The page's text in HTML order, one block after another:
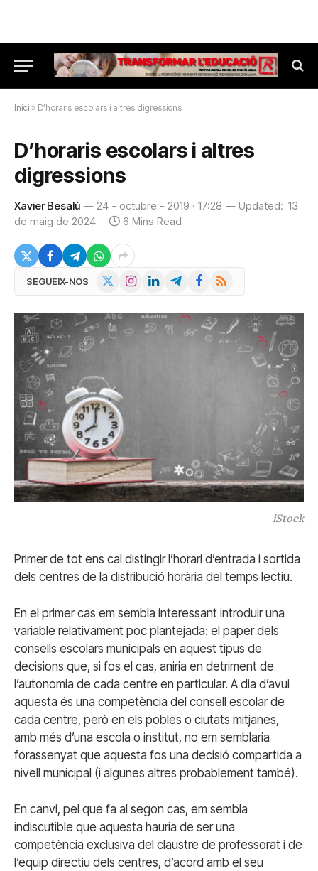
Inici » D’horaris escolars i altres digressions
D’horaris escolars i altres
digressions
Xavier Besalú 24 - octubre - 2019 · 17:28 Updated: 13
de maig de 2024
6 Mins Read
SEGUEIX-NOS InstagramLinkedInTelegramFacebook
RSS
iStock
Primer de tot ens cal distingir l’horari d’entrada i sortida
dels centres de la distribució horària del temps lectiu.
En el primer cas em sembla interessant introduir una
variable relativament poc plantejada: el paper dels
consells escolars municipals en aquest tipus de
decisions que, si fos el cas, aniria en detriment de
l’autonomia de cada centre en particular. A dia d’avui
aquesta és una competència del consell escolar de
cada centre, però en els pobles o ciutats mitjanes,
amb més d’una escola o institut, no em semblaria
forassenyat que aquesta fos una decisió compartida a
nivell municipal (i algunes altres probablement també).
En canvi, pel que fa al segon cas, em sembla
indiscutible que aquesta hauria de ser una
competència exclusiva del claustre de professorat i de
l’equip directiu dels centres, d’acord amb el seu